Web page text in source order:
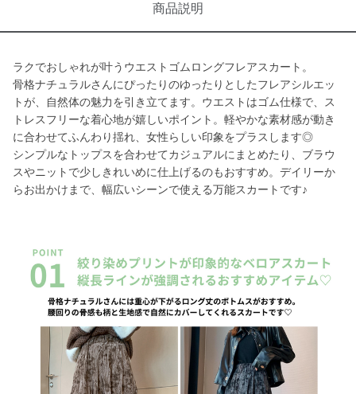
商品説明
ラクでおしゃれが叶うウエストゴムロングフレアスカート。
骨格ナチュラルさんにぴったりのゆったりとしたフレアシルエッ
トが、自然体の魅力を引き立てます。ウエストはゴム仕様で、ス
トレスフリーな着心地が嬉しいポイント。軽やかな素材感が動き
に合わせてふんわり揺れ、女性らしい印象をプラスします◎
シンプルなトップスを合わせてカジュアルにまとめたり、ブラウ
スやニットで少しきれいめに仕上げるのもおすすめ。デイリーか
らお出かけまで、幅広いシーンで使える万能スカートです♪